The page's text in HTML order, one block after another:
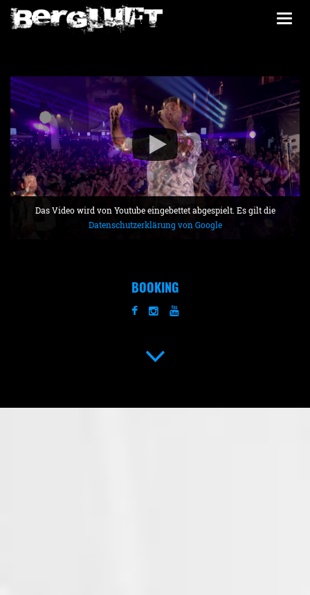
Das Video wird von Youtube eingebettet abgespielt. Es gilt die
Datenschutzerklärung von Google
BOOKING